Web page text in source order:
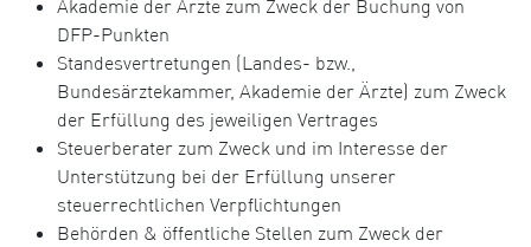
Akademie der Ärzte zum Zweck der Buchung von
DFP-Punkten
Standesvertretungen (Landes- bzw.,
Bundesärztekammer, Akademie der Ärzte) zum Zweck
der Erfüllung des jeweiligen Vertrages
Steuerberater zum Zweck und im Interesse der
Unterstützung bei der Erfüllung unserer
steuerrechtlichen Verpflichtungen
Behörden & öffentliche Stellen zum Zweck der